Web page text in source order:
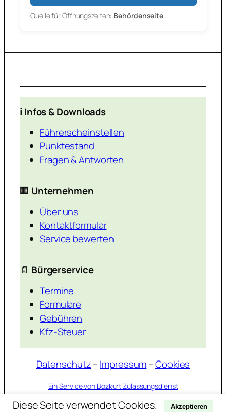
Quelle für Öffnungszeiten: Behördenseite
ℹ️ Infos & Downloads
Führerscheinstellen
Punktestand
Fragen & Antworten
🏢 Unternehmen
Über uns
Kontaktformular
Service bewerten
📄 Bürgerservice
Termine
Formulare
Gebühren
Kfz-Steuer
Datenschutz– Impressum–Cookies
Ein Service von Bozkurt Zulassungsdienst
Diese Seite verwendet Cookies. Akzeptieren